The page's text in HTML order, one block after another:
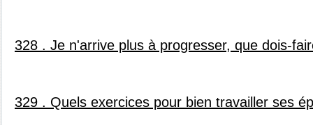
328 . Je n'arrive plus à progresser, que dois-
329 . Quels exercices pour bien travailler ses